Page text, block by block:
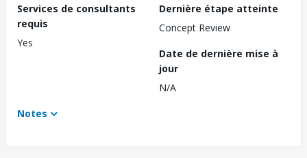
Services de consultants
requis
Yes
Dernière étape atteinte
Concept Review
Date de dernière mise à
jour
N/A
Notes